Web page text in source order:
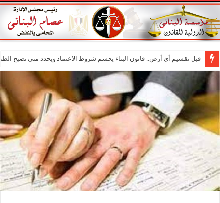
قبل تقسيم أي أرض.. قانون البناء يحسم شروط الاعتماد ويحدد متى تصبح